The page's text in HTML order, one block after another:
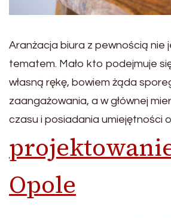
Aranżacja biura z pewnością nie
tematem. Mało kto podejmuje
własną rękę, bowiem żąda
zaangażowania, a w głównej
czasu i posiadania umiejętności
Opole